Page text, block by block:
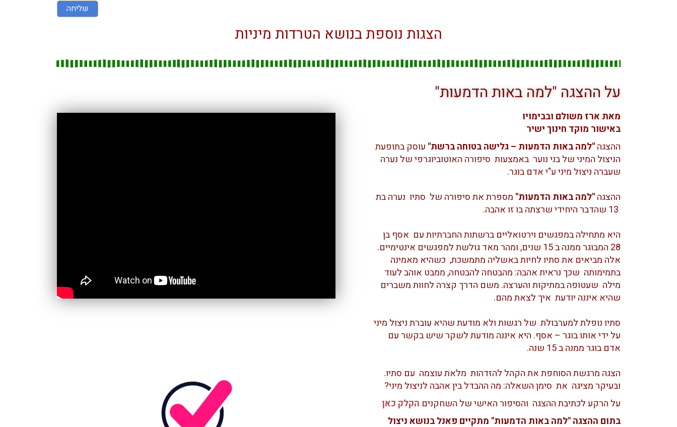
שליחה
הצגות נוספת בנושא הטרדות מיניות
על ההצגה "למה באות הדמעות"
מאת ארז משולם ובבימויו
באישור מוקד חינוך ישיר
ההצגה"למה באות הדמעות – גלישה בטוחה ברשת" עוסק בתופעת
הניצול המיני של בני נוער באמצעות סיפורה האוטוביוגרפי של נערה
שעברה ניצול מיני ע"י אדם בוגר.
ההצגה"למה באות הדמעות" מספרת את סיפורה של סתיו נערה בת
היא מתחילה במפגשים וירטואליים ברשתות החברתיות עם אסף בן
28 המבוגר ממנה ב 15 שנים, ומהר מאד גולשת למפגשים אינטימיים.
אלה מביאים את סתיו לחיות באשליה מתמשכת, כשהיא מאמינה
בתמימותה שכך נראית אהבה: מהבטחה להבטחה, ממבט אוהב לעוד
מילה שעטופה במתיקות והערצה. משם הדרך קצרה לחוות משברים
שהיא איננה יודעת איך לצאת מהם.
סתיו נופלת למערבולת של רגשות ולא מודעת שהיא עוברת ניצול מיני
על ידי אותו בוגר – אסף. היא איננה מודעת לשקר שיש בקשר עם
אדם בוגר ממנה ב 15 שנה.
הצגה מרגשת הסוחפת את הקהל להזדהות מלאת עוצמה עם סתיו.
ובעיקר מציגה את סימן השאלה: מה ההבדל בין אהבה לניצול מיני?
על הרקע לכתיבת ההצגה והסיפור האישי של השחקנים הקלק כאן
בתום ההצגה "למה באות הדמעות" מתקיים פאנל בנושא ניצול